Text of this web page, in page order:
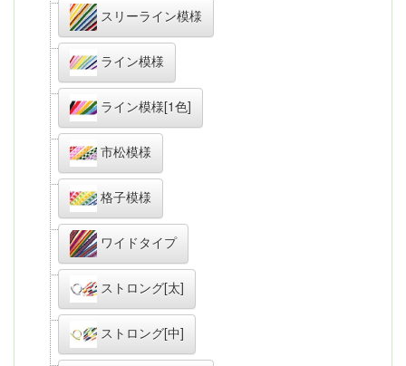
スリーライン模様
ライン模様
ライン模様[1色]
市松模様
格子模様
ワイドタイプ
ストロング[太]
ストロング[中]